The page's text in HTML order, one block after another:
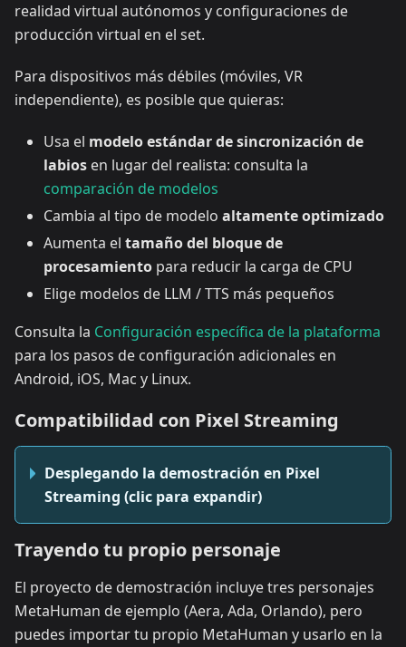
realidad virtual autónomos y configuraciones de
producción virtual en el set.
Para dispositivos más débiles (móviles, VR
independiente), es posible que quieras:
Usa el modelo estándar de sincronización de
labios en lugar del realista: consulta la
comparación de modelos
Cambia al tipo de modelo altamente optimizado
Aumenta el tamaño del bloque de
procesamiento para reducir la carga de CPU
Elige modelos de LLM / TTS más pequeños
Consulta la Configuración específica de la plataforma
para los pasos de configuración adicionales en
Android, iOS, Mac y Linux.
Compatibilidad con Pixel Streaming
Desplegando la demostración en Pixel
Streaming (clic para expandir)
Trayendo tu propio personaje
El proyecto de demostración incluye tres personajes
MetaHuman de ejemplo (Aera, Ada, Orlando), pero
puedes importar tu propio MetaHuman y usarlo en la